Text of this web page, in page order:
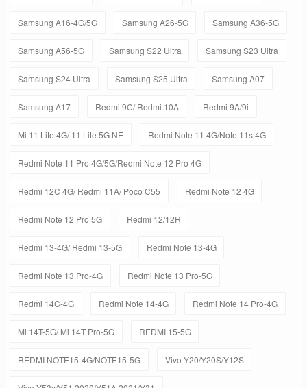
Samsung A16-4G/5G Samsung A26-5G Samsung A36-5G
Samsung A56-5G Samsung S22 Ultra Samsung S23 Ultra
Samsung S24 Ultra Samsung S25 Ultra Samsung A07
Samsung A17 Redmi 9C/ Redmi 10A Redmi 9A/9i
Mi 11 Lite 4G/ 11 Lite 5G NE Redmi Note 11 4G/Note 11s 4G
Redmi Note 11 Pro 4G/5G/Redmi Note 12 Pro 4G
Redmi 12C 4G/ Redmi 11A/ Poco C55 Redmi Note 12 4G
Redmi Note 12 Pro 5G Redmi 12/12R
Redmi 13-4G/ Redmi 13-5G Redmi Note 13-4G
Redmi Note 13 Pro-4G Redmi Note 13 Pro-5G
Redmi 14C-4G Redmi Note 14-4G Redmi Note 14 Pro-4G
Mi 14T-5G/ Mi 14T Pro-5G REDMI 15-5G
REDMI NOTE15-4G/NOTE15-5G Vivo Y20/Y20S/Y12S